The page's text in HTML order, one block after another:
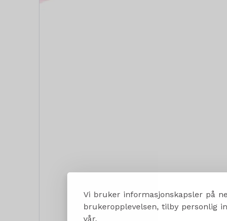
Vi bruker informasjonskapsler på
brukeropplevelsen, tilby personlig
vår.